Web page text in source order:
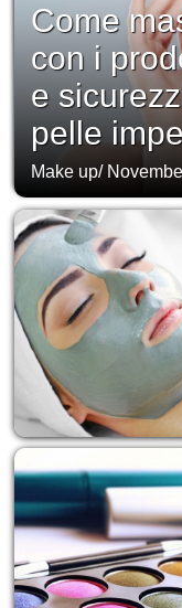
Come
con i
e
pelle
Make up/